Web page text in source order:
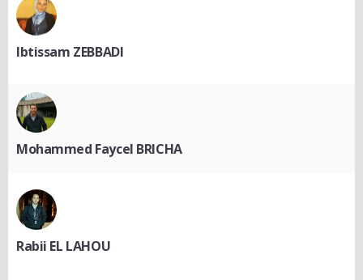
Ibtissam ZEBBADI
Mohammed Faycel BRICHA
Rabii EL LAHOU